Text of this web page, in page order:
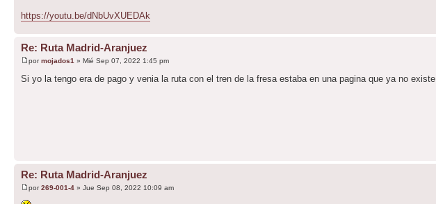
https://youtu.be/dNbUvXUEDAk
Re: Ruta Madrid-Aranjuez
pormojados1 » Mié Sep 07, 2022 1:45 pm
Si yo la tengo era de pago y venia la ruta con el tren de la fresa estaba en una pagina que ya no existe
Re: Ruta Madrid-Aranjuez
por269-001-4 » Jue Sep 08, 2022 10:09 am